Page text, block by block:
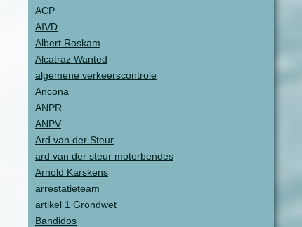
ACP
AIVD
Albert Roskam
Alcatraz Wanted
algemene verkeerscontrole
Ancona
ANPR
ANPV
Ard van der Steur
ard van der steur motorbendes
Arnold Karskens
arrestatieteam
artikel 1 Grondwet
Bandidos